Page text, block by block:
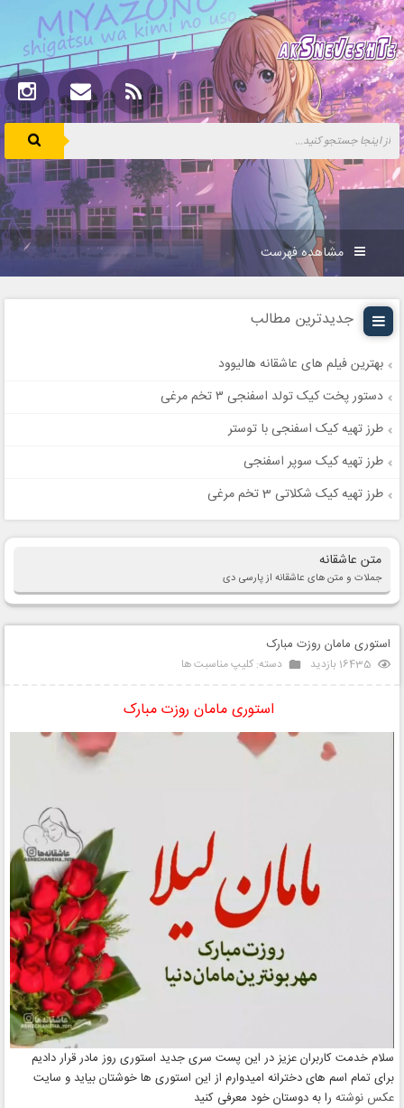
مشاهده فهرست
جدیدترین مطالب
بهترین فیلم های عاشقانه هالیوود
دستور پخت کیک تولد اسفنجی ۳ تخم مرغی
طرز تهیه کیک اسفنجی با توستر
طرز تهیه کیک سوپر اسفنجی
طرز تهیه کیک شکلاتی 3 تخم مرغی
متن عاشقانه
جملات و متن های عاشقانه از پارسی دی
استوری مامان روزت مبارک
16435 بازدید دسته: کلیپ مناسبت ها
استوری مامان روزت مبارک
سلام خدمت کاربران عزیز در این پست سری جدید استوری روز مادر قرار دادیم
برای تمام اسم های دخترانه امیدوارم از این استوری ها خوشتان بیاید و سایت
عکس نوشته را به دوستان خود معرفی کنید